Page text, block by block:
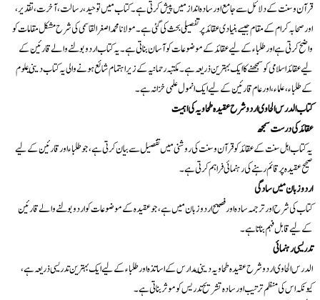
قرآن و سنت کے دلائل سے جامع اور سادہ انداز ميں پيش کرتی ہے۔ کتاب ميں توحيد، رسالت، آخرت، تقدير،
اور صحابہ کرام کے مقام جيسے بنیادی عقائد پر تفصيلی بحث کی گئی ہے۔ مولانا محمد اصغر القاسمی کی شرح مشکل مقامات کو
واضح کرتی ہے اور طلباء کے ليے عقائد کے موضوعات کو آسان بناتی ہے۔ يہ کتاب اردو بولنے والے قارئين کے
ليے عقائد اسلامی کو سمجھنے کا ايک بہترين ذريعہ ہے۔ مکتبہ رحمانیہ کے زير اہتمام شائع ہونے والی يہ کتاب ديني علوم
کے طلباء، علماء، اور عام قارئين کے ليے ايک انمول علمی خزانہ ہے۔
کتاب الدرس الحاوی اردو شرح عقيدہ طحاويہ کی اہميت
عقائد کی درست سمجھ
يہ کتاب اہل سنت کے عقائد کو قرآن و سنت کی روشنی ميں تفصيل سے بيان کرتی ہے، جو طلباء اور قارئين کے ليے
صحيح عقيدہ پر قائم رہنے کی رہنمائی فراہم کرتی ہے۔
اردو زبان ميں سادگی
کتاب کی شرح اور ترجمہ سادہ اور فصيح اردو زبان ميں ہے، جو عقيدہ کے موضوعات کو اردو بولنے والے قارئين
کے ليے قابل فہم بناتا ہے۔
تدریسی رہنمائی
الدرس الحاوی اردو شرح عقيدہ طحاويہ ديني مدارس کے اساتذہ اور طلباء کے ليے ايک بہترين تدریسی ذريعہ ہے،
کيونکہ اس کی منظم ترتيب اور سادہ تشریح تدریس کو موثر بناتی ہے۔